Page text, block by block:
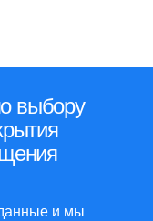
выбору
и мы